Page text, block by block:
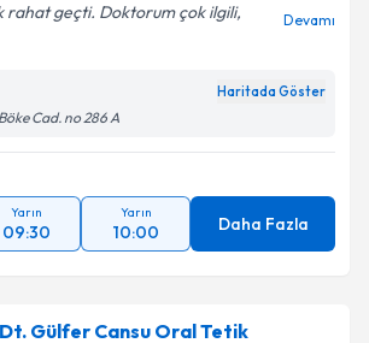
rahat geçti. Doktorum çok ilgili,
Devamı
Haritada Göster
Cad. no 286 A
Yarın
09:30
Yarın
10:00 Daha Fazla
Gülfer Cansu Oral Tetik